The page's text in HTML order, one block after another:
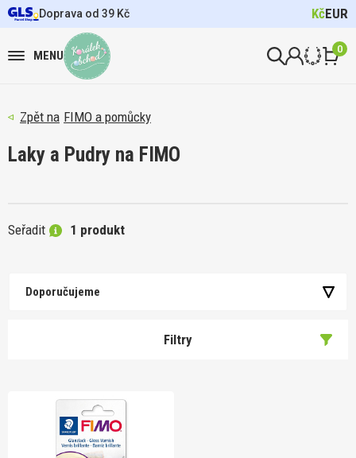
Doprava od 39 Kč KčEUR
MENU 0
FIMO a pomůcky
Laky a Pudry na FIMO
Seřadit 1 produkt
Doporučujeme
Filtry